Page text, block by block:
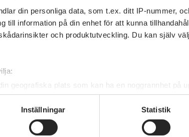
din personliga data, som t.ex. ditt IP-nummer,
till information på din enhet för att kunna
och produktutveckling. Du kan själv
geografiska plats som kan ha en noggrannhet på
att aktivt skanna den för specifika kännetecken
uppgifter behandlas och ställ in dina
som helst från cookie-förklaringen.
Inställningar Statistik